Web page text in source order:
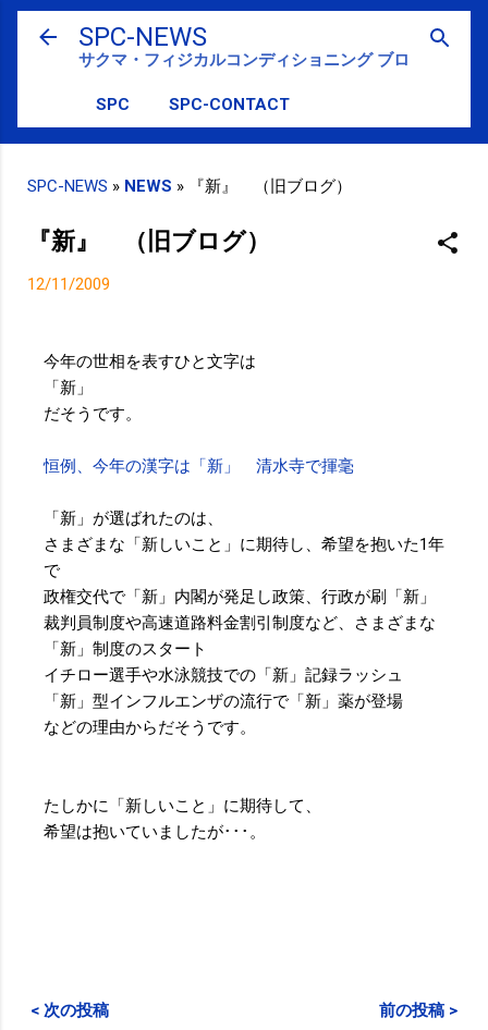
スキップしてメイン コンテンツに移動
SPC-NEWS
サクマ・フィジカルコンディショニング ブログ
SPC SPC-CONTACT
SPC-NEWS » NEWS » 『新』 （旧ブログ）
『新』 （旧ブログ）
12/11/2009
今年の世相を表すひと文字は
「新」
だそうです。
恒例、今年の漢字は「新」 清水寺で揮毫
「新」が選ばれたのは、
さまざまな「新しいこと」に期待し、 希望を抱いた1年
で
政権交代で「新」内閣が発足し政策、行政が刷「新」
裁判員制度や高速道路料金割引制度など、
さまざまな
「新」制度のスタート
イチロー選手や水泳競技での「新」記録ラッシュ
「新」型インフルエンザの流行で「新」薬が登場
などの理由からだそうです。
たしかに「新しいこと」に期待して、
希望は抱いていましたが･･･。
< 次の投稿 前の投稿 >